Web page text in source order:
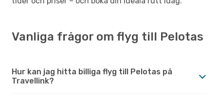
Vanliga frågor om flyg till Pelotas
Hur kan jag hitta billiga flyg till Pelotas på
Travellink?